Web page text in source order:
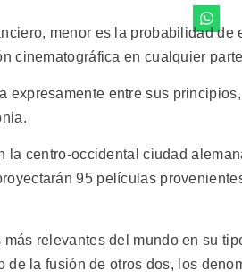
menor es la probabilidad de
cinematográfica en cualquier
expresamente entre sus
la centro-occidental ciudad
95 películas
relevantes del mundo en su
la fusión de otros dos, los